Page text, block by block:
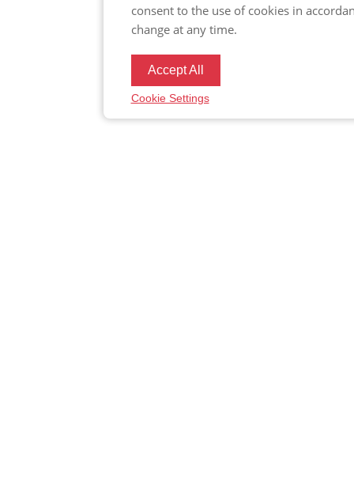
consent to the use of cookies in
change at any time.
Accept All
Cookie Settings